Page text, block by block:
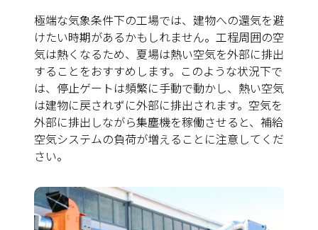
極端な気象条件下の工場では、建物への還気を避
けたい時期があるかもしれません。工程周囲の空
気は熱くなるため、夏場は熱い空気を外部に排出
することをおすすめします。このような状況下で
は、停止ゲートは頻繁に手動で動かし、熱い空気
は建物に戻されずに外部に排出されます。空気を
外部に排出しながら集塵機を稼働させると、補給
空気システムの負荷が増えることに注意してくだ
さい。